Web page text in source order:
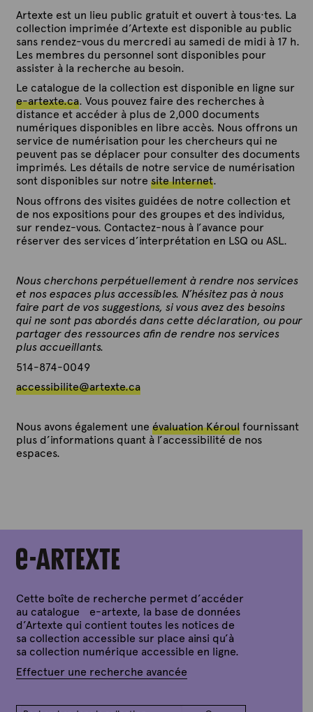
Artexte est un lieu public gratuit et ouvert à tous·tes. La
collection imprimée d’Artexte est disponible au public
sans rendez-vous du mercredi au samedi de midi à 17 h.
Les membres du personnel sont disponibles pour
assister à la recherche au besoin.
Le catalogue de la collection est disponible en ligne sur
e-artexte.ca. Vous pouvez faire des recherches à
distance et accéder à plus de 2,000 documents
numériques disponibles en libre accès. Nous offrons un
service de numérisation pour les chercheurs qui ne
peuvent pas se déplacer pour consulter des documents
imprimés. Les détails de notre service de numérisation
sont disponibles sur notre site Internet.
Nous offrons des visites guidées de notre collection et
de nos expositions pour des groupes et des individus,
sur rendez-vous. Contactez-nous à l’avance pour
réserver des services d’interprétation en LSQ ou ASL.
Nous cherchons perpétuellement à rendre nos services
et nos espaces plus accessibles. N’hésitez pas à nous
faire part de vos suggestions, si vous avez des besoins
qui ne sont pas abordés dans cette déclaration, ou pour
partager des ressources afin de rendre nos services
plus accueillants.
514-874-0049
accessibilite@artexte.ca
Nous avons également une évaluation Kéroulfournissant
plus d’informations quant à l’accessibilité de nos
espaces.
Cette boîte de recherche permet d’accéder
au catalogue e-artexte, la base de données
d’Artexte qui contient toutes les notices de
sa collection accessible sur place ainsi qu’à
sa collection numérique accessible en ligne.
Effectuer une recherche avancée